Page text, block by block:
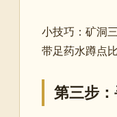
小技巧：矿洞
带足药水蹲点
第三步